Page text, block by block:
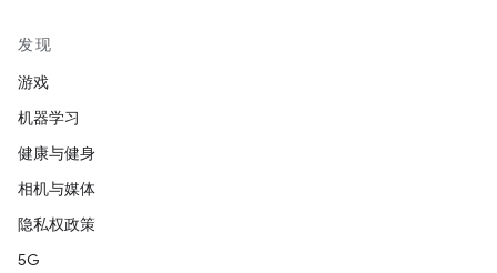
发现
游戏
机器学习
健康与健身
相机与媒体
隐私权政策
5G